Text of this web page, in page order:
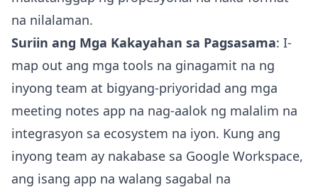
na nilalaman.
Suriin ang Mga Kakayahan sa Pagsasama: I-
map out ang mga tools na ginagamit na ng
inyong team at bigyang-priyoridad ang mga
meeting notes app na nag-aalok ng malalim na
integrasyon sa ecosystem na iyon. Kung ang
inyong team ay nakabase sa Google Workspace,
ang isang app na walang sagabal na